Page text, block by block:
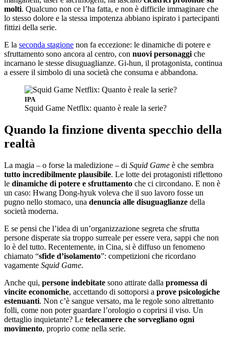
molti. Qualcuno non ce l’ha fatta, e non è difficile immaginare che
lo stesso dolore e la stessa impotenza abbiano ispirato i partecipanti
fittizi della serie.
E la seconda stagione non fa eccezione: le dinamiche di potere e
sfruttamento sono ancora al centro, con nuovi personaggi che
incarnano le stesse disuguaglianze. Gi-hun, il protagonista, continua
a essere il simbolo di una società che consuma e abbandona.
IPA
Squid Game Netflix: quanto è reale la serie?
Quando la finzione diventa specchio della
realtà
La magia – o forse la maledizione – di Squid Game è che sembra
tutto incredibilmente plausibile. Le lotte dei protagonisti riflettono
le dinamiche di potere e sfruttamento che ci circondano. E non è
un caso: Hwang Dong-hyuk voleva che il suo lavoro fosse un
pugno nello stomaco, una denuncia alle disuguaglianze della
società moderna.
E se pensi che l’idea di un’organizzazione segreta che sfrutta
persone disperate sia troppo surreale per essere vera, sappi che non
lo è del tutto. Recentemente, in Cina, si è diffuso un fenomeno
chiamato “sfide d’isolamento”: competizioni che ricordano
vagamente Squid Game.
Anche qui, persone indebitate sono attirate dalla promessa di
vincite economiche, accettando di sottoporsi a prove psicologiche
estenuanti. Non c’è sangue versato, ma le regole sono altrettanto
folli, come non poter guardare l’orologio o coprirsi il viso. Un
dettaglio inquietante? Le telecamere che sorvegliano ogni
movimento, proprio come nella serie.